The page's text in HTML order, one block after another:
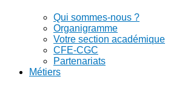
Qui sommes-nous ?
Organigramme
Votre section académique
CFE-CGC
Partenariats
Métiers